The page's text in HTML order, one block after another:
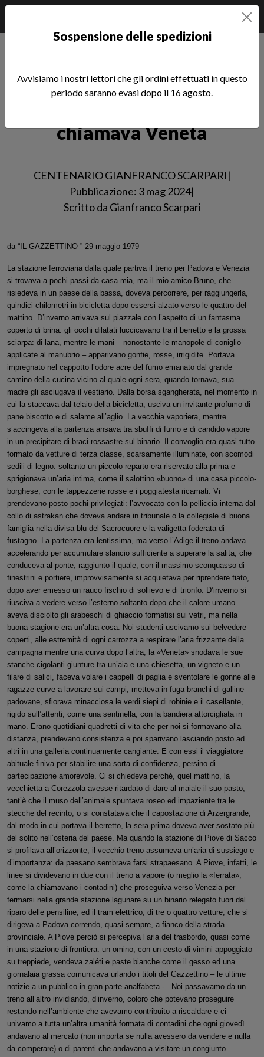
Un'avventura che si chiamava Veneta
chiamava Veneta
CENTENARIO GIANFRANCO SCARPARI|
Pubblicazione: 3 mag 2024|
Scritto da Gianfranco Scarpari
da “IL GAZZETTINO ” 29 maggio 1979
La stazione ferroviaria dalla quale partiva il treno per Padova e Venezia
si trovava a pochi passi da casa mia, ma il mio amico Bruno, che
risiedeva in un paese della bassa, doveva percorrere, per raggiungerla,
quindici chilometri in bicicletta dopo essersi alzato verso le quattro del
mattino. D’inverno arrivava sul piazzale con l’aspetto di un fantasma
coperto di brina: gli occhi dilatati luccicavano tra il berretto e la grossa
sciarpa: di lana, mentre le mani – nonostante le manopole di coniglio
applicate al manubrio – apparivano gonfie, rosse, irrigidite. Portava
impregnato nel cappotto l’odore acre del fumo emanato dal grande
camino della cucina vicino al quale ogni sera, quando tornava, sua
madre gli asciugava il vestiario. Dalla borsa sgangherata, nel momento in
cui la staccava dal telaio della bicicletta, usciva un invitante profumo di
pane biscotto e di salame all’aglio. La vecchia vaporiera, mentre
s’accingeva alla partenza ansava tra sbuffi di fumo e di candido vapore
in un precipitare di braci rossastre sul binario. Il convoglio era quasi tutto
formato da vetture di terza classe, scarsamente illuminate, con scomodi
sedili di legno: soltanto un piccolo reparto era riservato alla prima e
sprigionava un’aria intima, come il salottino «buono» di una casa piccolo-
borghese, con le tappezzerie rosse e i poggiatesta ricamati. Vi
prendevano posto pochi privilegiati: l’avvocato con la pelliccia interna dal
collo di astrakan che doveva andare in tribunale o la collegiale di buona
famiglia nella divisa blu del Sacrocuore e la valigetta foderata di
fustagno. La partenza era lentissima, ma verso l’Adige il treno andava
accelerando per accumulare slancio sufficiente a superare la salita, che
conduceva al ponte, raggiunto il quale, con il massimo sconquasso di
finestrini e portiere, improvvisamente si acquietava per riprendere fiato,
dopo aver emesso un rauco fischio di sollievo e di trionfo. D’inverno si
riusciva a vedere verso l’esterno soltanto dopo che il calore umano
aveva disciolto gli arabeschi di ghiaccio formatisi sui vetri, ma nella
buona stagione era un’altra cosa. Noi studenti uscivamo sui belvedere
coperti, alle estremità di ogni carrozza a respirare l’aria frizzante della
campagna mentre una curva dopo l’altra, la «Veneta» snodava le sue
stanche cigolanti giunture tra un’aia e una chiesetta, un vigneto e un
filare di salici, faceva volare i cappelli di paglia e sventolare le gonne alle
ragazze curve a lavorare sui campi, metteva in fuga branchi di galline
padovane, sfiorava minacciosa le verdi siepi di robinie e il casellante,
rigido sull’attenti, come una sentinella, con la bandiera attorcigliata in
mano. Erano quotidiani quadretti di vita che per noi si formavano alla
distanza, prendevano consistenza e poi sparivano lasciando posto ad
altri in una galleria continuamente cangiante. E con essi il viaggiatore
abituale finiva per stabilire una sorta di confidenza, persino di
partecipazione amorevole. Ci si chiedeva perché, quel mattino, la
vecchietta a Corezzola avesse ritardato di dare al maiale il suo pasto,
tant’è che il muso dell’animale spuntava roseo ed impaziente tra le
stecche del recinto, o si constatava che il capostazione di Arzergrande,
dal modo in cui portava il berretto, la sera prima doveva aver sostato più
del solito nell’osteria del paese. Ma quando la stazione di Piove di Sacco
si profilava all’orizzonte, il vecchio treno assumeva un’aria di sussiego e
d’importanza: da paesano sembrava farsi strapaesano. A Piove, infatti, le
linee si dividevano in due con il treno a vapore (o meglio la «ferrata»,
come la chiamavano i contadini) che proseguiva verso Venezia per
fermarsi nella grande stazione lagunare su un binario relegato fuori dal
riparo delle pensiline, ed il tram elettrico, di tre o quattro vetture, che si
dirigeva a Padova correndo, quasi sempre, a fianco della strada
provinciale. A Piove perciò si percepiva l’aria del trasbordo, quasi come
in una stazione di frontiera: un omino, con un cesto di vimini appoggiato
su treppiede, vendeva zaléti e paste bianche come il gesso ed una
giornalaia grassa comunicava urlando i titoli del Gazzettino – le ultime
notizie a un pubblico in gran parte analfabeta - . Noi passavamo da un
treno all’altro invidiando, d’inverno, coloro che potevano proseguire
restando nell’ambiente che avevamo contribuito a riscaldare e ci
univamo a tutta un’altra umanità formata di contadini che ogni giovedì
andavano al mercato (non importa se nulla avessero da vendere e nulla
da comperare) o di parenti che andavano a visitare un congiunto
Sospensione delle spedizioni
Avvisiamo i nostri lettori che gli ordini effettuati in questo
periodo saranno evasi dopo il 16 agosto.